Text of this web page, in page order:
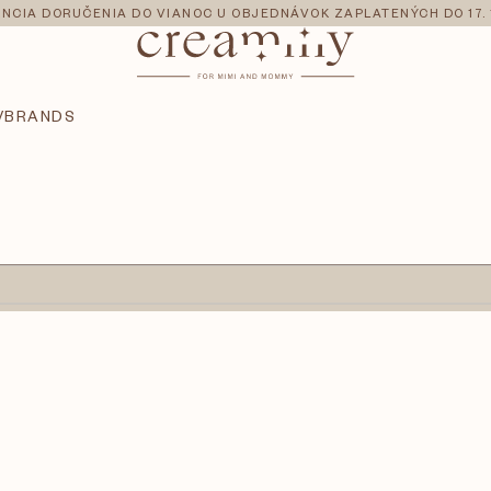
DORUČENIA DO VIANOC U OBJEDNÁVOK ZAPLATENÝCH DO 17.
BRANDS